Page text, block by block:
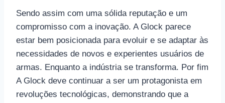
Sendo assim com uma sólida reputação e um
compromisso com a inovação. A Glock parece
estar bem posicionada para evoluir e se adaptar às
necessidades de novos e experientes usuários de
armas. Enquanto a indústria se transforma. Por fim
A Glock deve continuar a ser um protagonista em
revoluções tecnológicas, demonstrando que a